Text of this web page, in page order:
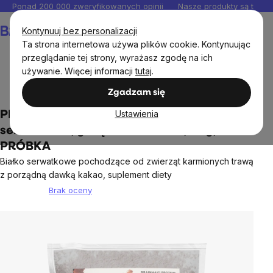
Kontynuuj bez personalizacji
Ta strona internetowa używa plików cookie. Kontynuując
przeglądanie tej strony, wyrażasz zgodę na ich
używanie. Więcej informacjitutaj.
Zgadzam się
Ustawienia
Przejść
do
treści
Ponad 200 000 zweryfikowanych opinii Nasze produkty są
Próbki
PRUYEM Protein, Hot Chocolate, białko
serwatkowe, gorąca czekolada, 35 g,
PRÓBKA
Białko serwatkowe pochodzące od zwierząt karmionych trawą
z porządną dawką kakao, suplement diety
Brak oceny